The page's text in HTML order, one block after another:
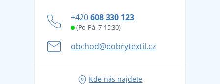
Věrnostní program BONTIS +
Letní dobrodružství začíná balením aneb připravte
se na dovolenou bez starostí
Tipy na svěží outfity pro pohodové léto
+420608 330 123
(Po-Pá, 7-15:30)
obchod@dobrytextil.cz
Kde nás najdete